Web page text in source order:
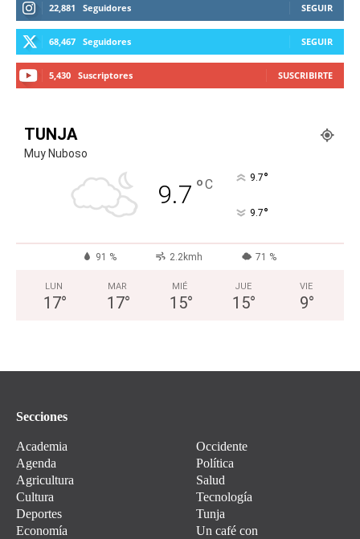
22,881 Seguidores SEGUIR
68,467 Seguidores SEGUIR
5,430 Suscriptores SUSCRIBIRTE
TUNJA
Muy Nuboso
9.7 °C 9.7°
9.7°
91 % 2.2kmh 71 %
LUN
17°
MAR
17°
MIÉ
15°
JUE
15°
VIE
9°
Secciones
Academia
Agenda
Agricultura
Cultura
Deportes
Economía
Occidente
Política
Salud
Tecnología
Tunja
Un café con